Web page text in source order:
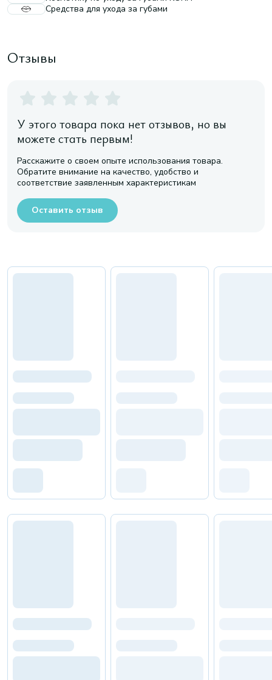
Средства для ухода за губами
Отзывы
У этого товара пока нет отзывов, но вы
можете стать первым!
Расскажите о своем опыте использования товара.
Обратите внимание на качество, удобство и
соответствие заявленным характеристикам
Оставить отзыв